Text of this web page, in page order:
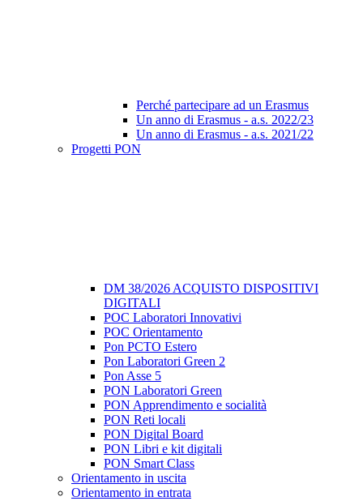
Perché partecipare ad un Erasmus
Un anno di Erasmus - a.s. 2022/23
Un anno di Erasmus - a.s. 2021/22
Progetti PON
DM 38/2026 ACQUISTO DISPOSITIVI
DIGITALI
POC Laboratori Innovativi
POC Orientamento
Pon PCTO Estero
Pon Laboratori Green 2
Pon Asse 5
PON Laboratori Green
PON Apprendimento e socialità
PON Reti locali
PON Digital Board
PON Libri e kit digitali
PON Smart Class
Orientamento in uscita
Orientamento in entrata